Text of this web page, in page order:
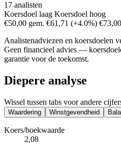
17 analisten
Koersdoel laag Koersdoel hoog
€50,00 gem. €61,71 (+4.0%) €73,00
Analistenadviezen en koersdoelen
Geen financieel advies —
garantie voor de toekomst.
Diepere analyse
Wissel tussen tabs voor andere
Waardering Winstgevendheid
Koers/boekwaarde
2,08